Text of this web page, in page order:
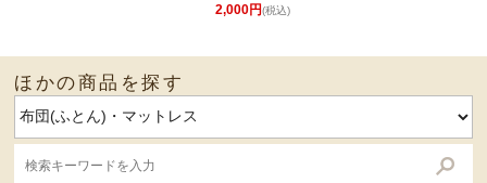
2,000円(税込)
ほかの商品を探す